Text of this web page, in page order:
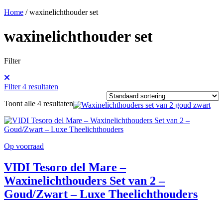
Home /waxinelichthouder set
waxinelichthouder set
Filter
Filter4 resultaten
Toont alle 4 resultaten
Op voorraad
VIDI Tesoro del Mare –
Waxinelichthouders Set van 2 –
Goud/Zwart – Luxe Theelichthouders